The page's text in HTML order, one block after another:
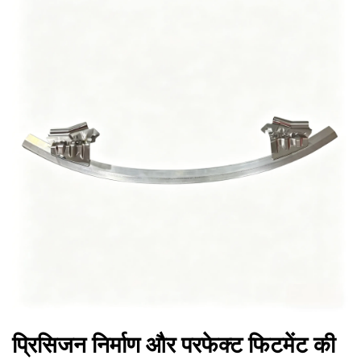
प्रिसिजन निर्माण और परफेक्ट फिटमेंट की